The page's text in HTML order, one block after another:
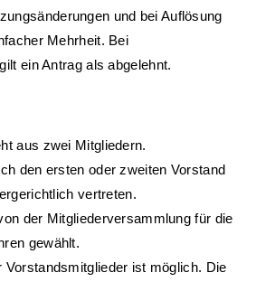
und bei Auflösung
Mehrheit. Bei
ein Antrag als abgelehnt.
aus zwei Mitgliedern.
den ersten oder zweiten Vorstand
vertreten.
der Mitgliederversammlung für die
gewählt.
Vorstandsmitglieder ist möglich. Die